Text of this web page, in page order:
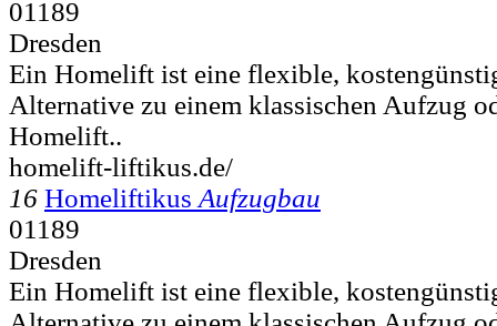
01189
Dresden
Ein Homelift ist eine flexible,
Alternative zu einem klassischen Aufzug
Homelift..
homelift-liftikus.de/
16 Homeliftikus Aufzugbau
01189
Dresden
Ein Homelift ist eine flexible,